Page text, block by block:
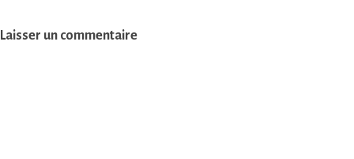
Laisser un commentaire